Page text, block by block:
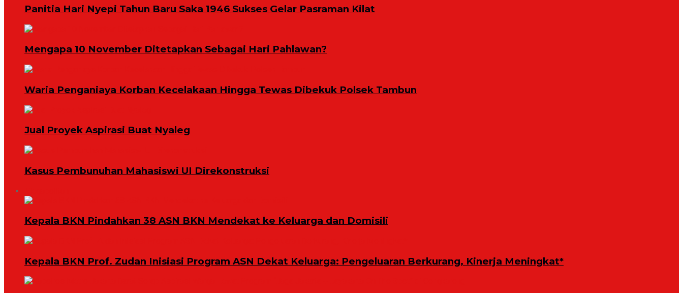
Panitia Hari Nyepi Tahun Baru Saka 1946 Sukses Gelar Pasraman Kilat
Mengapa 10 November Ditetapkan Sebagai Hari Pahlawan?
Waria Penganiaya Korban Kecelakaan Hingga Tewas Dibekuk Polsek Tambun
Jual Proyek Aspirasi Buat Nyaleg
Kasus Pembunuhan Mahasiswi UI Direkonstruksi
Kepala BKN Pindahkan 38 ASN BKN Mendekat ke Keluarga dan Domisili
Kepala BKN Prof. Zudan Inisiasi Program ASN Dekat Keluarga: Pengeluaran Berkurang, Kinerja Meningkat*